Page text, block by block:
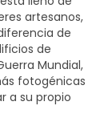
artesanos,
de
de
Mundial,
fotogénicas
a su propio